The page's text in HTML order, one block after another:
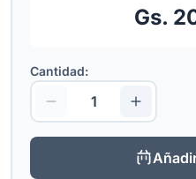
Gs.
Cantidad: